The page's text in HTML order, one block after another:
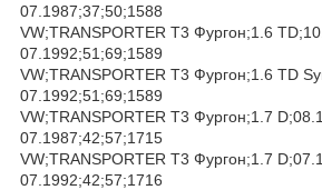
07.1987;37;50;1588
VW;TRANSPORTER T3 Фургон;1.6
07.1992;51;69;1589
VW;TRANSPORTER T3 Фургон;1.6 TD
07.1992;51;69;1589
VW;TRANSPORTER T3 Фургон;1.7
07.1987;42;57;1715
VW;TRANSPORTER T3 Фургон;1.7
07.1992;42;57;1716